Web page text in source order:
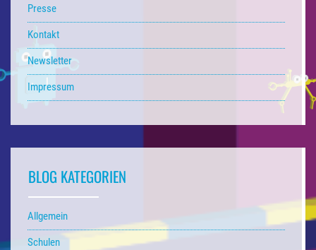
Presse
Kontakt
Newsletter
Impressum
BLOG KATEGORIEN
Allgemein
Schulen